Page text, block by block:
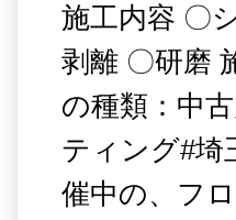
施工内容 〇
剥離 〇研磨
の種類：中
ティング#埼
催中の、フ